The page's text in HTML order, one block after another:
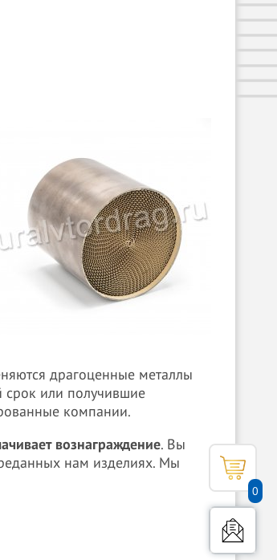
0
драгоценные металлы
срок или получившие
компании.
вознаграждение. Вы
нам изделиях. Мы